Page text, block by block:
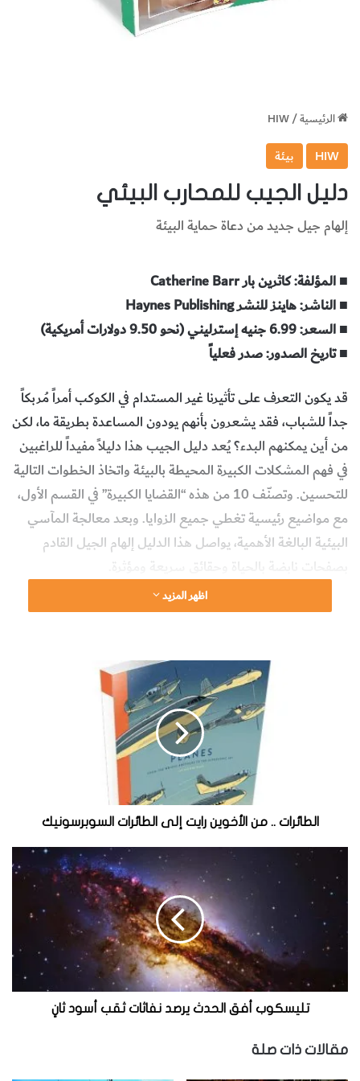
الرئيسية/
HIW
HIW بيئة
دليل الجيب للمحارب البيئي
إلهام جيل جديد من دعاة حماية البيئة
■ المؤلفة: كاثرين بار Catherine Barr
■ الناشر: هاينز للنشر Haynes Publishing
■ السعر: 6.99 جنيه إسترليني (نحو 9.50 دولارات أمريكية)
■ تاريخ الصدور: صدر فعلياً
قد يكون التعرف على تأثيرنا غير المستدام في الكوكب أمراً مُربكاً
جداً للشباب، فقد يشعرون بأنهم يودون المساعدة بطريقة ما، لكن
من أين يمكنهم البدء؟ يُعد دليل الجيب هذا دليلاً مفيداً للراغبين
في فهم المشكلات الكبيرة المحيطة بالبيئة واتخاذ الخطوات التالية
للتحسين. وتصنّف 10 من هذه “القضايا الكبيرة” في القسم الأول،
مع مواضيع رئيسية تغطي جميع الزوايا. وبعد معالجة المآسي
البيئية البالغة الأهمية، يواصل هذا الدليل إلهام الجيل القادم
بصفحات نابضة بالحياة وحقائق سريعة ومؤثرة.
بُذل الحرص لتوعية القراء الصغار ليس فقط بالأنماط المقلقة، بل
كذلك بالرواد البيئيين الملهمين، للتأكد من تزويدهم بالأدوات
يسرد الكتاب قصص الشخصيات المؤثرة التي أحدثت فرقاً، من
نصائح مهمة للبحث الدقيق والتوصيل الفعال لآرائهم، مما يهيئ
القارئ ليكون المحارب البيئي القادم.
website_howitworks
العدد مايو - يونيو 2021
كتب
اظهر المزيد
ن
أ
و
ر
إ
الطائرات .. من الأخوين رايت إلى الطائرات السوبرسونيك
س
ف
ح
د
تليسكوب أفق الحدث يرصد نفاثات ثقب أسود ثانٍ
مقالات ذات صلة